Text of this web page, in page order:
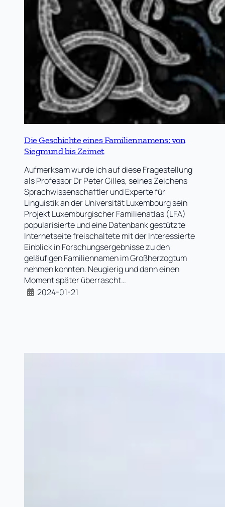
Die Geschichte eines Familiennamens: von
Siegmund bis Zeimet
Aufmerksam wurde ich auf diese Fragestellung
als Professor Dr Peter Gilles, seines Zeichens
Sprachwissenschaftler und Experte für
Linguistik an der Universität Luxembourg sein
Projekt Luxemburgischer Familienatlas (LFA)
popularisierte und eine Datenbank gestützte
Internetseite freischaltete mit der Interessierte
Einblick in Forschungsergebnisse zu den
geläufigen Familiennamen im Großherzogtum
nehmen konnten. Neugierig und dann einen
Moment später überrascht…
2024-01-21